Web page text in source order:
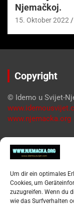
Um dir ein optimales
Cookies, um
zuzugreifen. Wenn du
wie das Surfverhalten
Njemačkoj.
15. Oktober 2022
Copyright
© Idemo u Svijet-
www.njemacka.org
Pregled
Widerufsbelehrung
Oglašavanje /